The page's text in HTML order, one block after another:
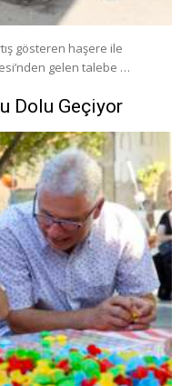
gösteren haşere ile
gelen talebe …
Dolu Geçiyor